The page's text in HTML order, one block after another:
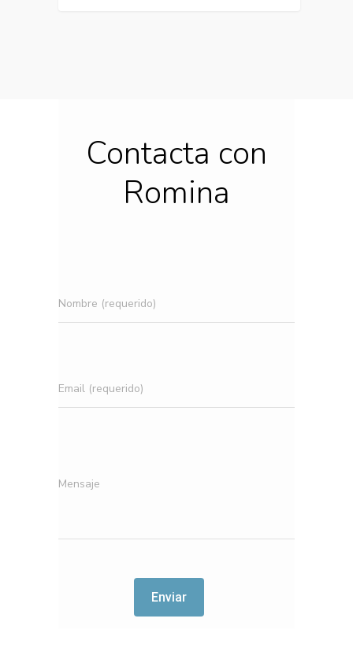
Contacta con
Romina
Nombre (requerido)
Email (requerido)
Mensaje